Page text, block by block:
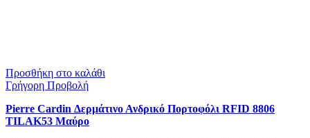
Προσθήκη στο καλάθι
Γρήγορη Προβολή
Pierre Cardin Δερμάτινο Ανδρικό Πορτοφόλι RFID 8806
TILAK53 Μαύρο